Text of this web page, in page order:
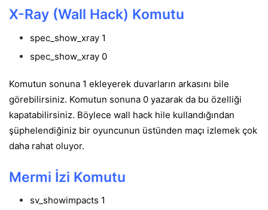
X-Ray (Wall Hack) Komutu
spec_show_xray 1
spec_show_xray 0
Komutun sonuna 1 ekleyerek duvarların arkasını bile
görebilirsiniz. Komutun sonuna 0 yazarak da bu özelliği
kapatabilirsiniz. Böylece wall hack hile kullandığından
şüphelendiğiniz bir oyuncunun üstünden maçı izlemek çok
daha rahat oluyor.
Mermi İzi Komutu
sv_showimpacts 1